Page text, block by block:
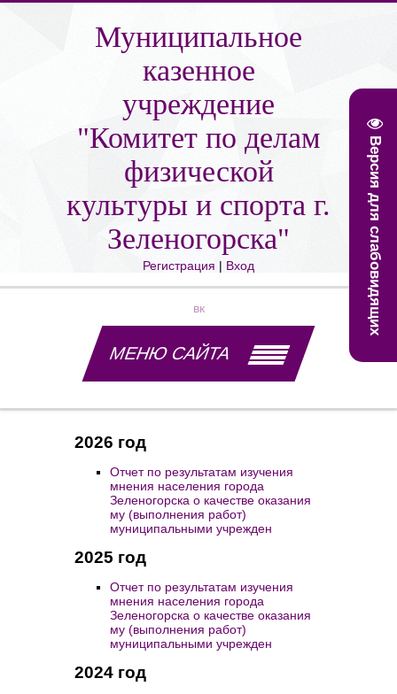
Версия для слабовидящих
Муниципальное
казенное
учреждение
"Комитет по делам
физической
культуры и спорта г.
Зеленогорска"
Регистрация | Вход
вк
МЕНЮ САЙТА
2026 год
Отчет по результатам изучения
мнения населения города
Зеленогорска о качестве оказания
му (выполнения работ)
муниципальными учрежден
2025 год
Отчет по результатам изучения
мнения населения города
Зеленогорска о качестве оказания
му (выполнения работ)
муниципальными учрежден
2024 год